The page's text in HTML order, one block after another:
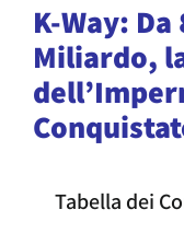
K-Way:
Miliardo,
Tabella dei